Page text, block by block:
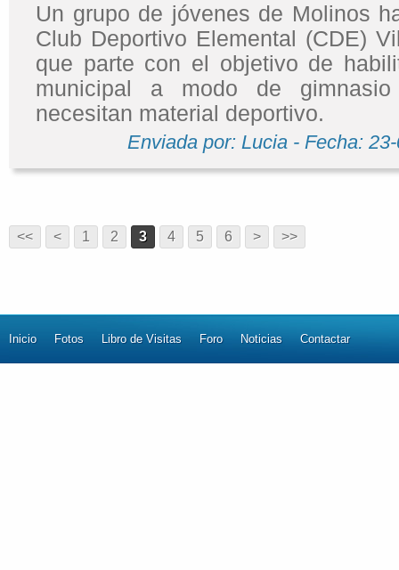
Un grupo de jóvenes de Molinos
Club Deportivo Elemental (CDE)
que parte con el objetivo de
municipal a modo de
necesitan material deportivo.
Enviada por: Lucia - Fecha:
<< < 1 2 3 4 5 6 > >>
Inicio Fotos Libro de Visitas Foro Noticias Contactar